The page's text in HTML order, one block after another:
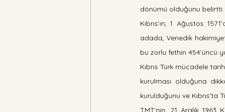
dönümü olduğunu belirtti.
Kıbrıs’ın, 1 Ağustos
adada, Venedik
bu zorlu fethin 454’üncü
Kıbrıs Türk mücadele
kurulması olduğuna
kurulduğunu ve Kıbrıs’ta